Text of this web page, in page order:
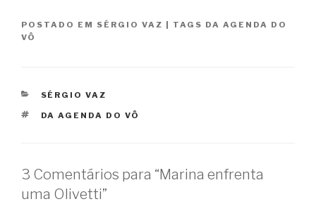
POSTADO EM SÉRGIO VAZ TAGS DA AGENDA DO
VÔ
CATEGORIAS
SÉRGIO VAZ
TAGS
DA AGENDA DO VÔ
3 Comentários para “Marina enfrenta
uma Olivetti”